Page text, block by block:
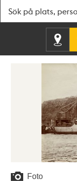
Foto